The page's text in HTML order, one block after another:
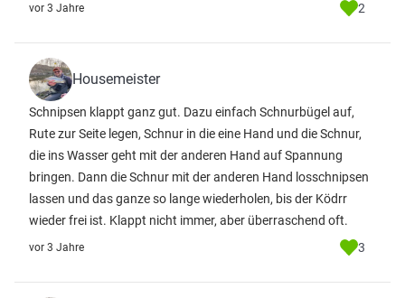
vor 3 Jahre 2
Housemeister
Schnipsen klappt ganz gut. Dazu einfach Schnurbügel auf,
Rute zur Seite legen, Schnur in die eine Hand und die Schnur,
die ins Wasser geht mit der anderen Hand auf Spannung
bringen. Dann die Schnur mit der anderen Hand losschnipsen
lassen und das ganze so lange wiederholen, bis der Ködrr
wieder frei ist. Klappt nicht immer, aber überraschend oft.
vor 3 Jahre 3